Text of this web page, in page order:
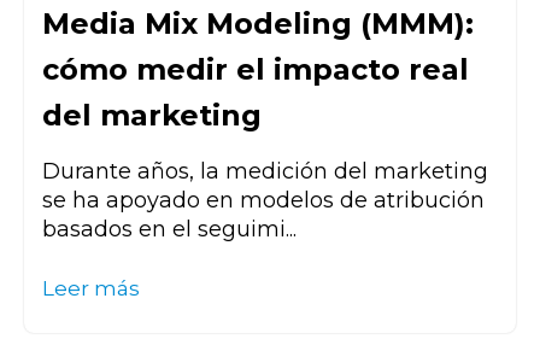
Media Mix Modeling (MMM):
cómo medir el impacto real
del marketing
Durante años, la medición del marketing
se ha apoyado en modelos de atribución
basados en el seguimi...
Leer más